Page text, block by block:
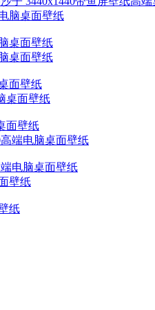
桌面壁纸
面壁纸
面壁纸
电脑桌面壁纸
纸